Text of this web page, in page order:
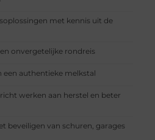
met kennis uit de
onvergetelijke rondreis
authentieke melkstal
werken aan herstel en beter
beveiligen van schuren, garages